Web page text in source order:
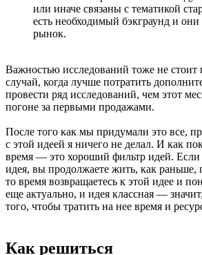
или иначе связаны с тематикой
есть необходимый бэкграунд и
рынок.
Важностью исследований тоже не стоит
случай, когда лучше потратить
провести ряд исследований, чем этот
погоне за первыми продажами.
После того как мы придумали это все,
с этой идеей я ничего не делал. И как
время — это хороший фильтр идей. Если
идея, вы продолжаете жить, как раньше,
то время возвращаетесь к этой идее и
еще актуально, и идея классная —
того, чтобы тратить на нее время и
Как решиться